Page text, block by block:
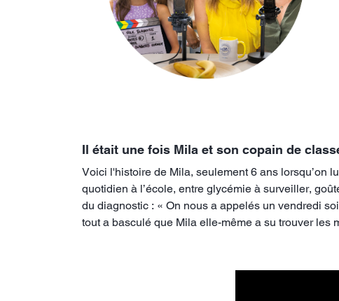
Il était une fois Mila et son copain de
Voici l'histoire de Mila, seulement 6 ans lorsqu’on
quotidien à l’école, entre glycémie à surveiller,
du diagnostic : « On nous a appelés un vendredi
tout a basculé que Mila elle-même a su trouver les